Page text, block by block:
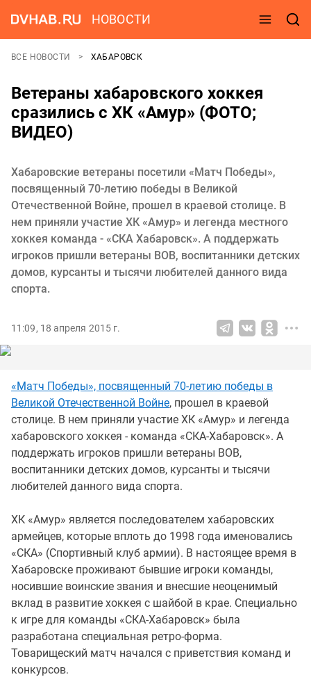
НОВОСТИ
ВСЕ НОВОСТИ ХАБАРОВСК
Ветераны хабаровского хоккея
сразились с ХК «Амур» (ФОТО;
ВИДЕО)
Хабаровские ветераны посетили «Матч Победы»,
посвященный 70-летию победы в Великой
Отечественной Войне, прошел в краевой столице. В
нем приняли участие ХК «Амур» и легенда местного
хоккея команда - «СКА Хабаровск». А поддержать
игроков пришли ветераны ВОВ, воспитанники детских
домов, курсанты и тысячи любителей данного вида
спорта.
11:09, 18 апреля 2015 г.
«Матч Победы», посвященный 70-летию победы в
Великой Отечественной Войне, прошел в краевой
столице. В нем приняли участие ХК «Амур» и легенда
хабаровского хоккея - команда «СКА-Хабаровск». А
поддержать игроков пришли ветераны ВОВ,
воспитанники детских домов, курсанты и тысячи
любителей данного вида спорта.
ХК «Амур» является последователем хабаровских
армейцев, которые вплоть до 1998 года именовались
«СКА» (Спортивный клуб армии). В настоящее время в
Хабаровске проживают бывшие игроки команды,
носившие воинские звания и внесшие неоценимый
вклад в развитие хоккея с шайбой в крае. Специально
к игре для команды «СКА-Хабаровск» была
разработана специальная ретро-форма.
Товарищеский матч начался с приветствия команд и
конкурсов.